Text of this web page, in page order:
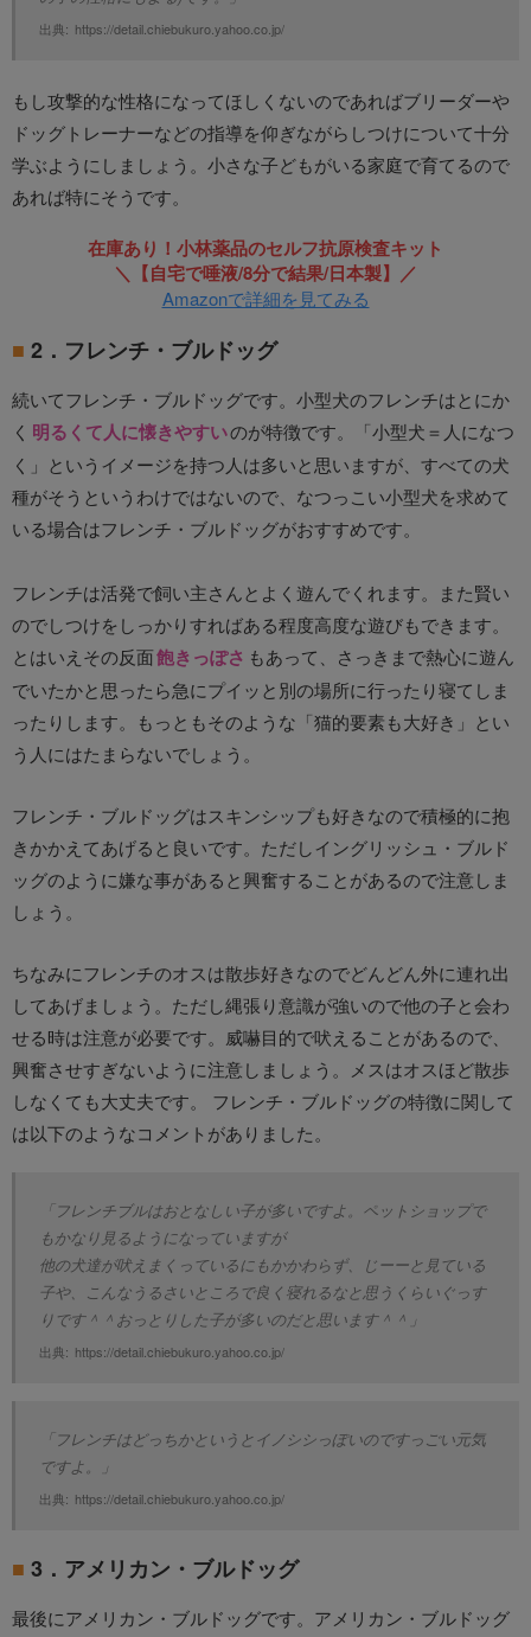
出典: https://detail.chiebukuro.yahoo.co.jp/
もし攻撃的な性格になってほしくないのであればブリーダーや
ドッグトレーナーなどの指導を仰ぎながらしつけについて十分
学ぶようにしましょう。小さな子どもがいる家庭で育てるので
あれば特にそうです。
在庫あり！小林薬品のセルフ抗原検査キット
＼【自宅で唾液/8分で結果/日本製】／
Amazonで詳細を見てみる
2．フレンチ・ブルドッグ
続いてフレンチ・ブルドッグです。小型犬のフレンチはとにか
く 明るくて人に懐きやすいのが特徴です。「小型犬＝人になつ
く」というイメージを持つ人は多いと思いますが、すべての犬
種がそうというわけではないので、なつっこい小型犬を求めて
いる場合はフレンチ・ブルドッグがおすすめです。
フレンチは活発で飼い主さんとよく遊んでくれます。また賢い
のでしつけをしっかりすればある程度高度な遊びもできます。
とはいえその反面飽きっぽさ もあって、さっきまで熱心に遊ん
でいたかと思ったら急にプイッと別の場所に行ったり寝てしま
ったりします。もっともそのような「猫的要素も大好き」とい
う人にはたまらないでしょう。
フレンチ・ブルドッグはスキンシップも好きなので積極的に抱
きかかえてあげると良いです。ただしイングリッシュ・ブルド
ッグのように嫌な事があると興奮することがあるので注意しま
しょう。
ちなみにフレンチのオスは散歩好きなのでどんどん外に連れ出
してあげましょう。ただし縄張り意識が強いので他の子と会わ
せる時は注意が必要です。威嚇目的で吠えることがあるので、
興奮させすぎないように注意しましょう。メスはオスほど散歩
しなくても大丈夫です。 フレンチ・ブルドッグの特徴に関して
は以下のようなコメントがありました。
「フレンチブルはおとなしい子が多いですよ。ペットショップで
もかなり見るようになっていますが
他の犬達が吠えまくっているにもかかわらず、じーーと見ている
子や、こんなうるさいところで良く寝れるなと思うくらいぐっす
りです＾＾おっとりした子が多いのだと思います＾＾」
出典: https://detail.chiebukuro.yahoo.co.jp/
「フレンチはどっちかというとイノシシっぽいのですっごい元気
ですよ。」
出典: https://detail.chiebukuro.yahoo.co.jp/
3．アメリカン・ブルドッグ
最後にアメリカン・ブルドッグです。アメリカン・ブルドッグ